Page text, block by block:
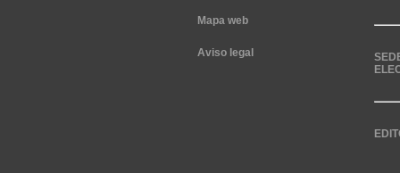
Mapa web
Aviso legal